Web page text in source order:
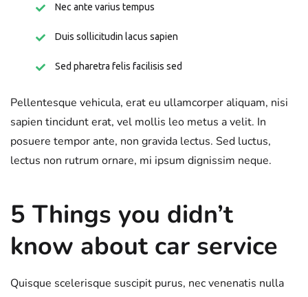
Nec ante varius tempus
Duis sollicitudin lacus sapien
Sed pharetra felis facilisis sed
Pellentesque vehicula, erat eu ullamcorper aliquam, nisi
sapien tincidunt erat, vel mollis leo metus a velit. In
posuere tempor ante, non gravida lectus. Sed luctus,
lectus non rutrum ornare, mi ipsum dignissim neque.
5 Things you didn’t
know about car service
Quisque scelerisque suscipit purus, nec venenatis nulla